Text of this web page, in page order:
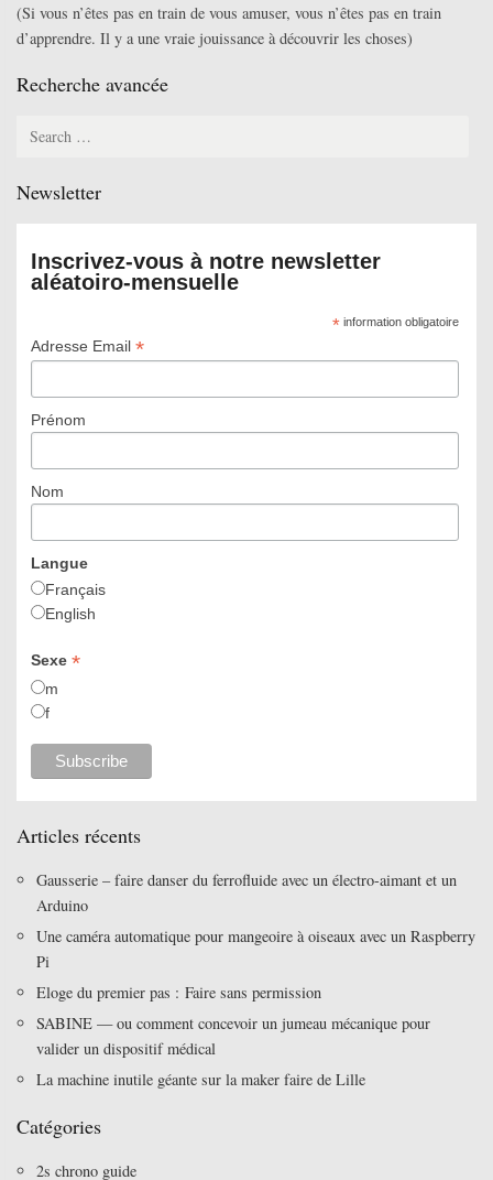
(Si vous n’êtes pas en train de vous amuser, vous n’êtes pas en train
d’apprendre. Il y a une vraie jouissance à découvrir les choses)
Recherche avancée
Newsletter
Inscrivez-vous à notre newsletter
aléatoiro-mensuelle
*information obligatoire
Adresse Email *
Prénom
Nom
Langue
Français
English
Sexe *
m
f
Articles récents
Gausserie – faire danser du ferrofluide avec un électro-aimant et un
Arduino
Une caméra automatique pour mangeoire à oiseaux avec un Raspberry
Pi
Eloge du premier pas : Faire sans permission
SABINE — ou comment concevoir un jumeau mécanique pour
valider un dispositif médical
La machine inutile géante sur la maker faire de Lille
Catégories
2s chrono guide